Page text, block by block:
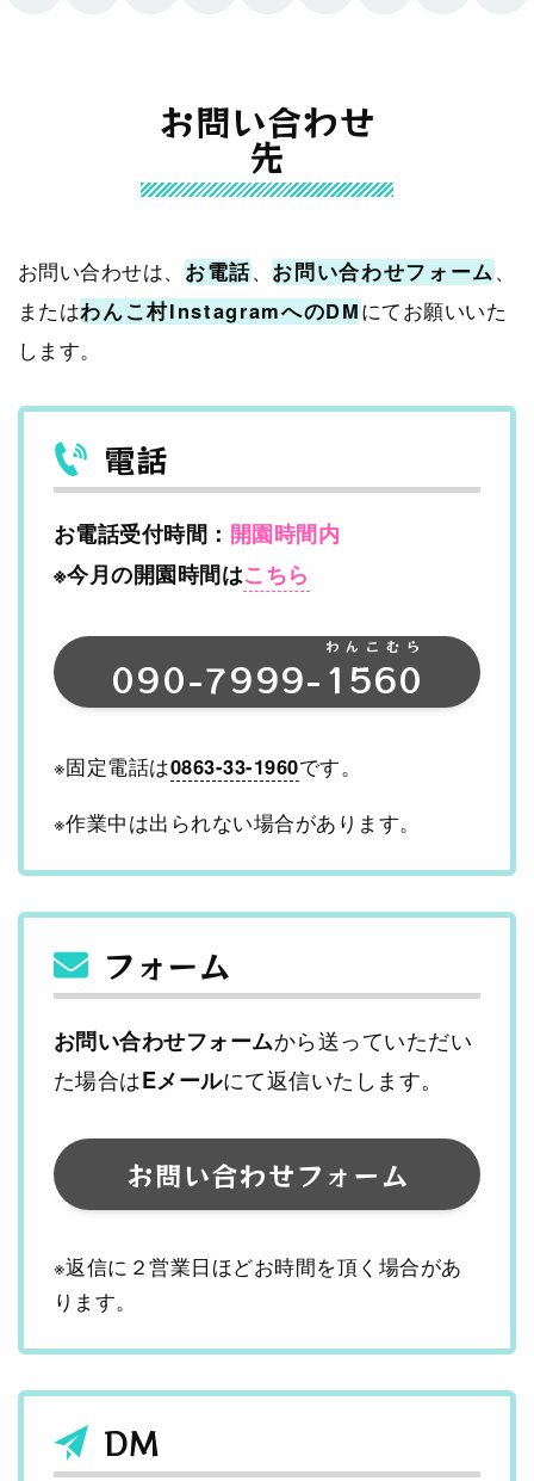
お問い合わせ
先
お問い合わせは、 お電話、 お問い合わせフォーム、
またはわんこ村InstagramへのDMにてお願いいた
します。
電話
お電話受付時間： 開園時間内
※今月の開園時間はこちら
090-7999- 1560
わんこむら
※固定電話は0863-33-1960です。
※作業中は出られない場合があります。
フォーム
お問い合わせフォームから送っていただい
た場合はEメールにて返信いたします。
お問い合わせフォーム
※返信に２営業日ほどお時間を頂く場合があ
ります。
DM